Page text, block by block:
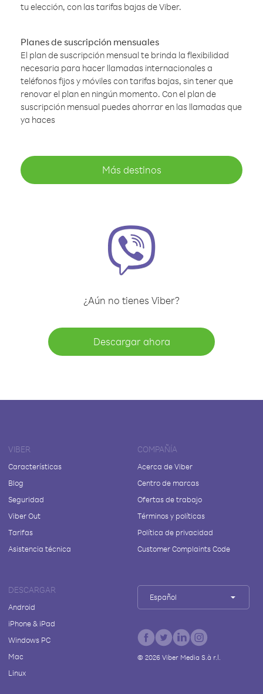
tu elección, con las tarifas bajas de Viber.
Planes de suscripción mensuales
El plan de suscripción mensual te brinda la flexibilidad
necesaria para hacer llamadas internacionales a
teléfonos fijos y móviles con tarifas bajas, sin tener que
renovar el plan en ningún momento. Con el plan de
suscripción mensual puedes ahorrar en las llamadas que
ya haces
Más destinos
¿Aún no tienes Viber?
Descargar ahora
VIBER
Características
Blog
Seguridad
Viber Out
Tarifas
Asistencia técnica
COMPAÑÍA
Acerca de Viber
Centro de marcas
Ofertas de trabajo
Términos y políticas
Política de privacidad
Customer Complaints Code
DESCARGAR
Android
iPhone & iPad
Windows PC
Mac
Linux
Español
© 2026Viber Media S.à r.l.